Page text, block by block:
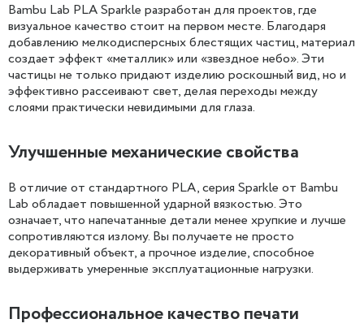
Bambu Lab PLA Sparkle разработан для проектов, где
визуальное качество стоит на первом месте. Благодаря
добавлению мелкодисперсных блестящих частиц, материал
создает эффект «металлик» или «звездное небо». Эти
частицы не только придают изделию роскошный вид, но и
эффективно рассеивают свет, делая переходы между
слоями практически невидимыми для глаза.
Улучшенные механические свойства
В отличие от стандартного PLA, серия Sparkle от Bambu
Lab обладает повышенной ударной вязкостью. Это
означает, что напечатанные детали менее хрупкие и лучше
сопротивляются излому. Вы получаете не просто
декоративный объект, а прочное изделие, способное
выдерживать умеренные эксплуатационные нагрузки.
Профессиональное качество печати